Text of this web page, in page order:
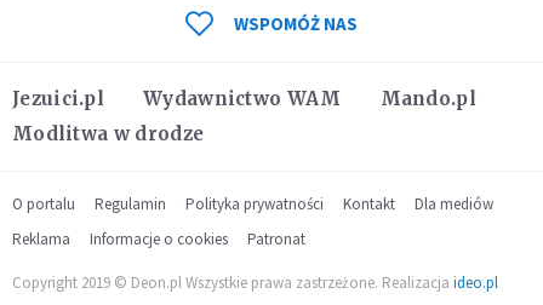
Jezuici.pl Wydawnictwo WAM
Mando.pl
Modlitwa w drodze
WSPOMÓŻ NAS
O portalu Regulamin Polityka prywatności Kontakt
Dla mediów
Reklama
Informacje o cookies Patronat
Copyright 2019 © Deon.pl Wszystkie prawa zastrzeżone. Realizacja ideo.pl